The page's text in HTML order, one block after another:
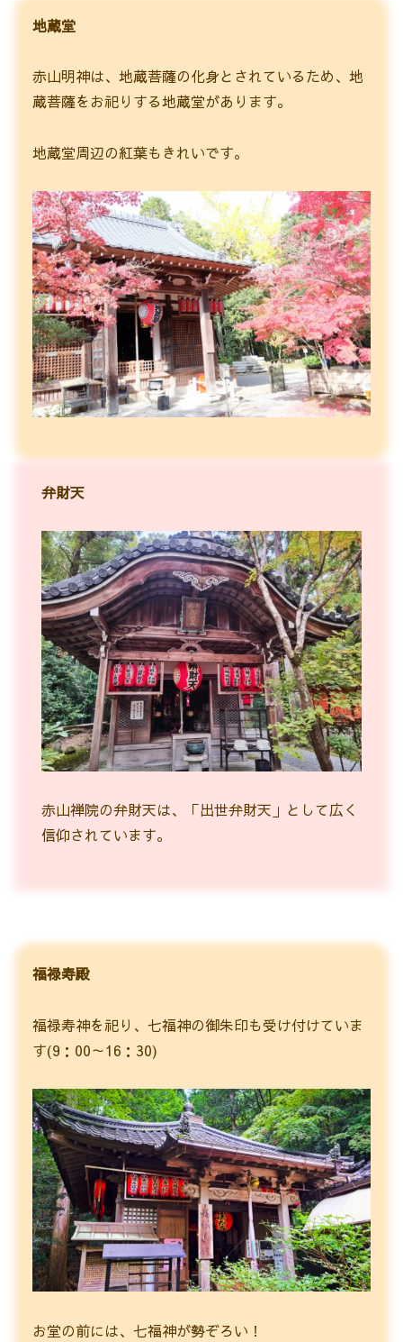
地蔵堂
赤山明神は、地蔵菩薩の化身とされているため、地
蔵菩薩をお祀りする地蔵堂があります。
地蔵堂周辺の紅葉もきれいです。
弁財天
赤山禅院の弁財天は、「出世弁財天」として広く
信仰されています。
福禄寿殿
福禄寿神を祀り、七福神の御朱印も受け付けていま
す(9：00～16：30)
お堂の前には、七福神が勢ぞろい！